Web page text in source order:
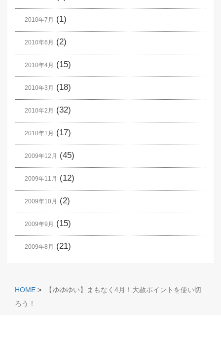
2010年7月 (1)
2010年6月 (2)
2010年4月 (15)
2010年3月 (18)
2010年2月 (32)
2010年1月 (17)
2009年12月 (45)
2009年11月 (12)
2009年10月 (2)
2009年9月 (15)
2009年8月 (21)
HOME >
【ゆゆゆい】まもなく4月！大赦ポイントを使い切
ろう！